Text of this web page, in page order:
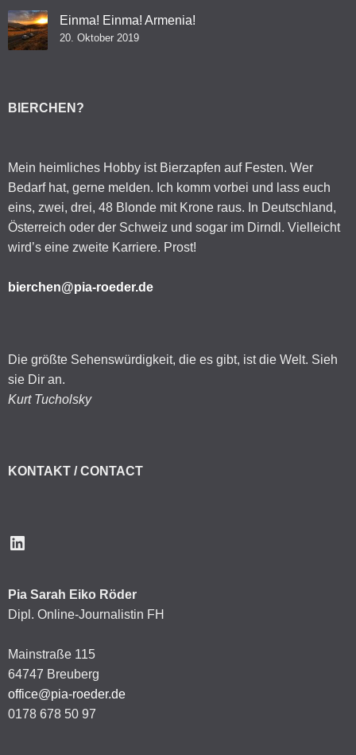
Einma! Einma! Armenia!
20. Oktober 2019
BIERCHEN?
Mein heimliches Hobby ist Bierzapfen auf Festen. Wer
Bedarf hat, gerne melden. Ich komm vorbei und lass euch
eins, zwei, drei, 48 Blonde mit Krone raus. In Deutschland,
Österreich oder der Schweiz und sogar im Dirndl. Vielleicht
wird’s eine zweite Karriere. Prost!
bierchen@pia-roeder.de
Die größte Sehenswürdigkeit, die es gibt, ist die Welt. Sieh
sie Dir an.
Kurt Tucholsky
KONTAKT / CONTACT
LinkedIn
Pia Sarah Eiko Röder
Dipl. Online-Journalistin FH
Mainstraße 115
64747 Breuberg
office@pia-roeder.de
0178 678 50 97